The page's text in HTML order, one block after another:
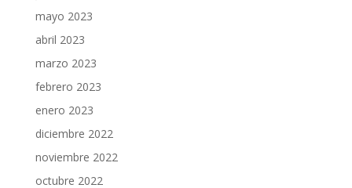
mayo 2023
abril 2023
marzo 2023
febrero 2023
enero 2023
diciembre 2022
noviembre 2022
octubre 2022